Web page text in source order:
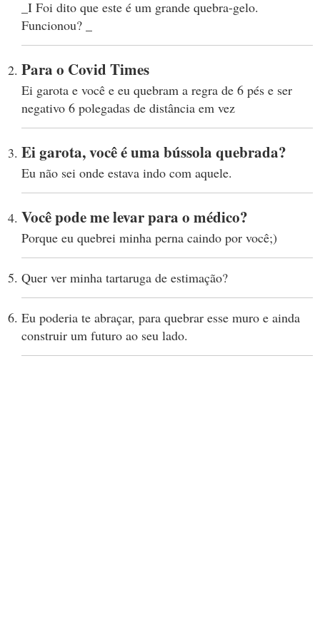
_I Foi dito que este é um grande quebra-gelo.
Funcionou? _
Para o Covid Times
Ei garota e você e eu quebram a regra de 6 pés e ser
negativo 6 polegadas de distância em vez
Ei garota, você é uma bússola quebrada?
Eu não sei onde estava indo com aquele.
Você pode me levar para o médico?
Porque eu quebrei minha perna caindo por você;)
Quer ver minha tartaruga de estimação?
Eu poderia te abraçar, para quebrar esse muro e ainda
construir um futuro ao seu lado.